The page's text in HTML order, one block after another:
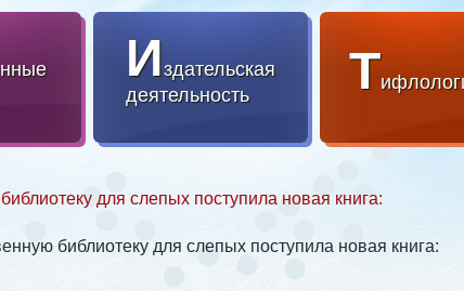
Издательская
деятельность
Т
для слепых поступила новая книга:
библиотеку для слепых поступила новая книга: